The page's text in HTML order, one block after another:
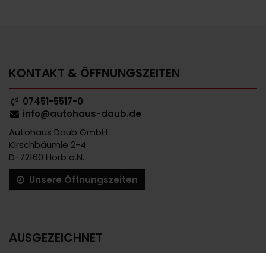
KONTAKT & ÖFFNUNGSZEITEN
07451-5517-0
info@autohaus-daub.de
Autohaus Daub GmbH
Kirschbäumle 2-4
D-72160 Horb a.N.
Unsere Öffnungszeiten
AUSGEZEICHNET